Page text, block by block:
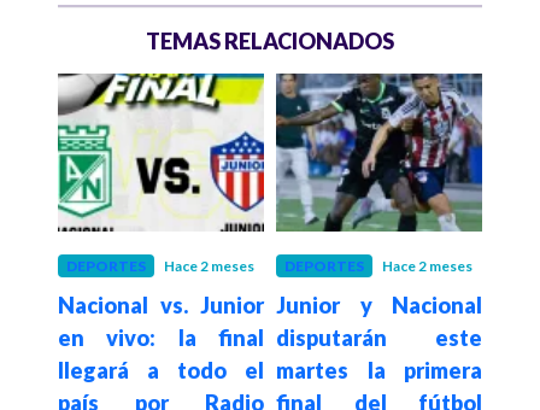
TEMAS RELACIONADOS
DEPORTES Hace 2 meses
Nacional vs. Junior
en vivo: la final
llegará a todo el
país por Radio
DEPORTES Hace 2 meses
Junior y Nacional
disputarán este
martes la primera
final del fútbol